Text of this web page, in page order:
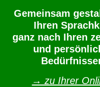
Gemeinsam
Ihren
ganz nach Ihren
und
→ zu Ihrer